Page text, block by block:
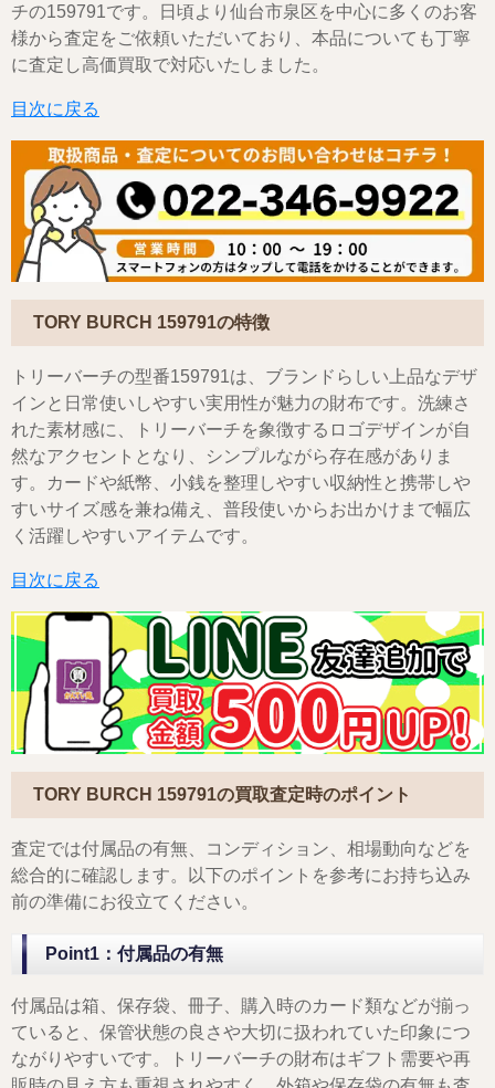
チの159791です。日頃より仙台市泉区を中心に多くのお客
様から査定をご依頼いただいており、本品についても丁寧
に査定し高価買取で対応いたしました。
目次に戻る
TORY BURCH 159791の特徴
トリーバーチの型番159791は、ブランドらしい上品なデザ
インと日常使いしやすい実用性が魅力の財布です。洗練さ
れた素材感に、トリーバーチを象徴するロゴデザインが自
然なアクセントとなり、シンプルながら存在感がありま
す。カードや紙幣、小銭を整理しやすい収納性と携帯しや
すいサイズ感を兼ね備え、普段使いからお出かけまで幅広
く活躍しやすいアイテムです。
目次に戻る
TORY BURCH 159791の買取査定時のポイント
査定では付属品の有無、コンディション、相場動向などを
総合的に確認します。以下のポイントを参考にお持ち込み
前の準備にお役立てください。
Point1：付属品の有無
付属品は箱、保存袋、冊子、購入時のカード類などが揃っ
ていると、保管状態の良さや大切に扱われていた印象につ
ながりやすいです。トリーバーチの財布はギフト需要や再